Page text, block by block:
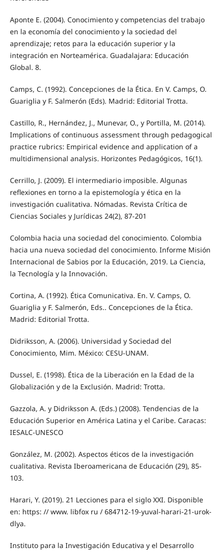
Aponte E. (2004). Conocimiento y competencias del trabajo
en la economía del conocimiento y la sociedad del
aprendizaje; retos para la educación superior y la
integración en Norteamérica. Guadalajara: Educación
Global. 8.
Camps, C. (1992). Concepciones de la Ética. En V. Camps, O.
Guariglia y F. Salmerón (Eds). Madrid: Editorial Trotta.
Castillo, R., Hernández, J., Munevar, O., y Portilla, M. (2014).
Implications of continuous assessment through pedagogical
practice rubrics: Empirical evidence and application of a
multidimensional analysis. Horizontes Pedagógicos, 16(1).
Cerrillo, J. (2009). El intermediario imposible. Algunas
reflexiones en torno a la epistemología y ética en la
investigación cualitativa. Nómadas. Revista Crítica de
Ciencias Sociales y Jurídicas 24(2), 87-201
Colombia hacia una sociedad del conocimiento. Colombia
hacia una nueva sociedad del conocimiento. Informe Misión
Internacional de Sabios por la Educación, 2019. La Ciencia,
la Tecnología y la Innovación.
Cortina, A. (1992). Ética Comunicativa. En. V. Camps, O.
Guariglia y F. Salmerón, Eds.. Concepciones de la Ética.
Madrid: Editorial Trotta.
Didriksson, A. (2006). Universidad y Sociedad del
Conocimiento, Mim. México: CESU-UNAM.
Dussel, E. (1998). Ética de la Liberación en la Edad de la
Globalización y de la Exclusión. Madrid: Trotta.
Gazzola, A. y Didriksson A. (Eds.) (2008). Tendencias de la
Educación Superior en América Latina y el Caribe. Caracas:
IESALC-UNESCO
González, M. (2002). Aspectos éticos de la investigación
cualitativa. Revista Iberoamericana de Educación (29), 85-
103.
Harari, Y. (2019). 21 Lecciones para el siglo XXI. Disponible
en: https: // www. libfox ru / 684712-19-yuval-harari-21-urok-
dlya.
Instituto para la Investigación Educativa y el Desarrollo